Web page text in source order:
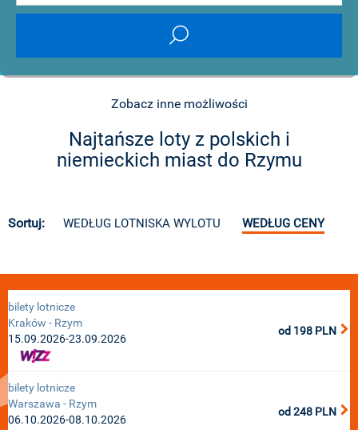
Zobacz inne możliwości
Najtańsze loty z polskich i
niemieckich miast do Rzymu
Sortuj: WEDŁUG LOTNISKA WYLOTU WEDŁUG CENY
bilety lotnicze
Kraków - Rzym
15.09.2026-23.09.2026
od 198 PLN
bilety lotnicze
Warszawa - Rzym
06.10.2026-08.10.2026
od 248 PLN